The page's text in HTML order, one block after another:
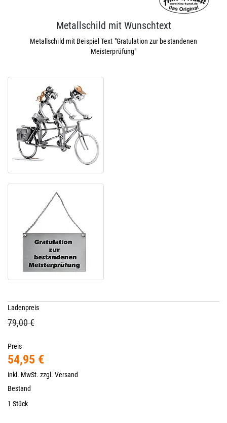
Metallschild mit Wunschtext
Metallschild mit Beispiel Text "Gratulation zur bestandenen
Meisterprüfung"
Ladenpreis
79,00 €
Preis
54,95 €
inkl. MwSt. zzgl. Versand
Bestand
1 Stück